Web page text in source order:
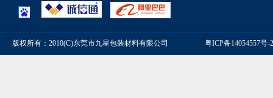
版权所有：2010(C)东莞市九星包装材料有限公司 粤ICP备14054557号-2